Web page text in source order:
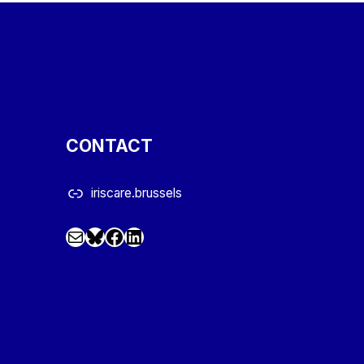
CONTACT
iriscare.brussels
Mail
@iriscare.bsky.social Facebook LinkedIn